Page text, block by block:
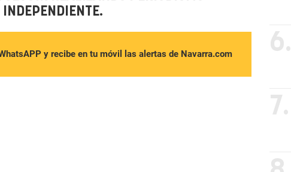
INDEPENDIENTE.
y recibe en tu móvil las alertas de Navarra.com 6.
7.